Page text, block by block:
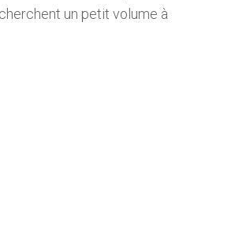
un petit volume à